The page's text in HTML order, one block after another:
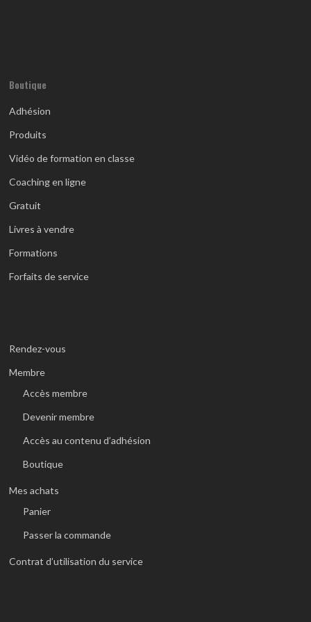
Boutique
Adhésion
Produits
Vidéo de formation en classe
Coaching en ligne
Gratuit
Livres à vendre
Formations
Forfaits de service
Rendez-vous
Membre
Accès membre
Devenir membre
Accès au contenu d’adhésion
Boutique
Mes achats
Panier
Passer la commande
Contrat d’utilisation du service